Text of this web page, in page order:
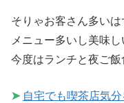
そりゃお客さん多いは
メニュー多いし美味し
今度はランチと夜ご
➤ 自宅でも喫茶店気